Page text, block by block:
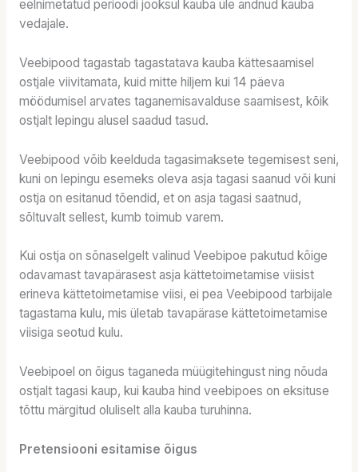
eelnimetatud perioodi jooksul kauba üle andnud kauba
vedajale.
Veebipood tagastab tagastatava kauba kättesaamisel
ostjale viivitamata, kuid mitte hiljem kui 14 päeva
möödumisel arvates taganemisavalduse saamisest, kõik
ostjalt lepingu alusel saadud tasud.
Veebipood võib keelduda tagasimaksete tegemisest seni,
kuni on lepingu esemeks oleva asja tagasi saanud või kuni
ostja on esitanud tõendid, et on asja tagasi saatnud,
sõltuvalt sellest, kumb toimub varem.
Kui ostja on sõnaselgelt valinud Veebipoe pakutud kõige
odavamast tavapärasest asja kättetoimetamise viisist
erineva kättetoimetamise viisi, ei pea Veebipood tarbijale
tagastama kulu, mis ületab tavapärase kättetoimetamise
viisiga seotud kulu.
Veebipoel on õigus taganeda müügitehingust ning nõuda
ostjalt tagasi kaup, kui kauba hind veebipoes on eksituse
tõttu märgitud oluliselt alla kauba turuhinna.
Pretensiooni esitamise õigus